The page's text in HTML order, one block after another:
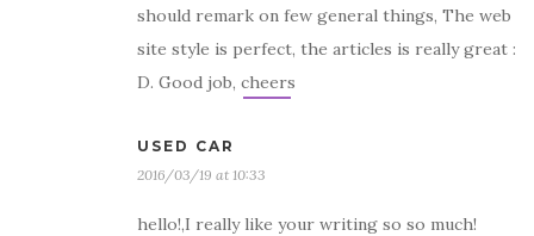
should remark on few general things, The web
site style is perfect, the articles is really great :
D. Good job, cheers
USED CAR
2016/03/19 at 10:33
hello!,I really like your writing so so much!